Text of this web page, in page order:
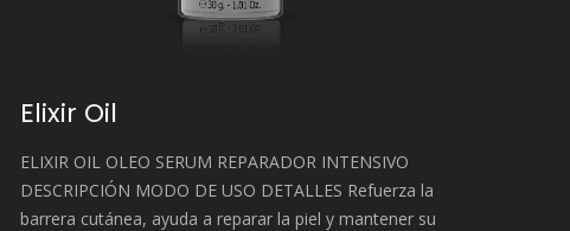
Elixir Oil
ELIXIR OIL OLEO SERUM REPARADOR INTENSIVO
DESCRIPCIÓN MODO DE USO DETALLES Refuerza la
barrera cutánea, ayuda a reparar la piel y mantener su